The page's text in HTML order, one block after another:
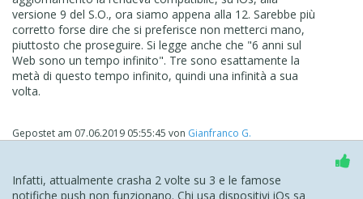
versione 9 del S.O., ora siamo appena alla 12. Sarebbe più
corretto forse dire che si preferisce non metterci mano,
piuttosto che proseguire. Si legge anche che "6 anni sul
Web sono un tempo infinito". Tre sono esattamente la
metà di questo tempo infinito, quindi una infinità a sua
volta.
Gepostet am 07.06.2019 05:55:45 von Gianfranco G.
Infatti, attualmente crasha 2 volte su 3 e le famose
notifiche push non funzionano. Chi usa dispositivi iOs sa